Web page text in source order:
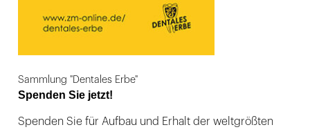
Sammlung "Dentales Erbe"
Spenden Sie jetzt!
Spenden Sie für Aufbau und Erhalt der weltgrößten